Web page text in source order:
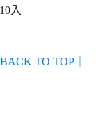
入
BACK TO TOP｜